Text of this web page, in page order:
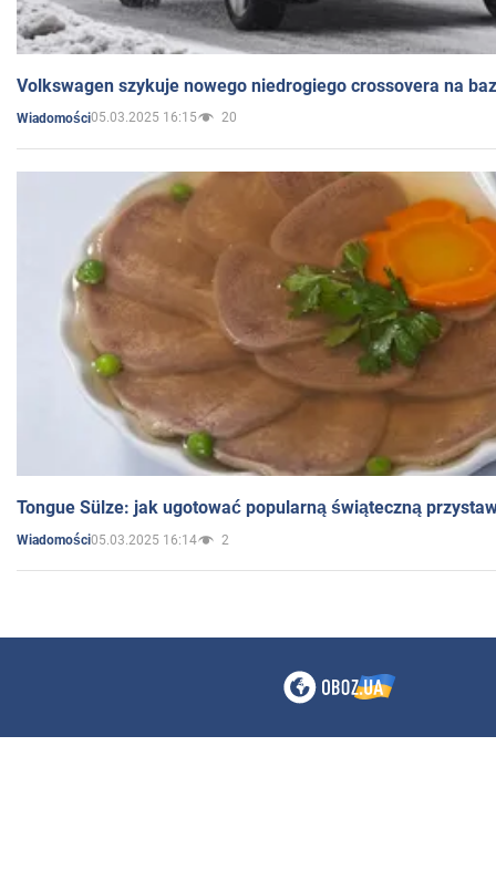
Volkswagen szykuje nowego niedrogiego crossovera na
Wiadomości05.03.2025 16:15 20
Tongue Sülze: jak ugotować popularną świąteczną
Wiadomości05.03.2025 16:14 2